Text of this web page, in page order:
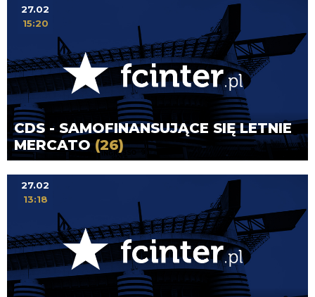
CDS - SAMOFINANSUJĄCE SIĘ LETNIE
MERCATO (26)
27.02
15:20
27.02
13:18